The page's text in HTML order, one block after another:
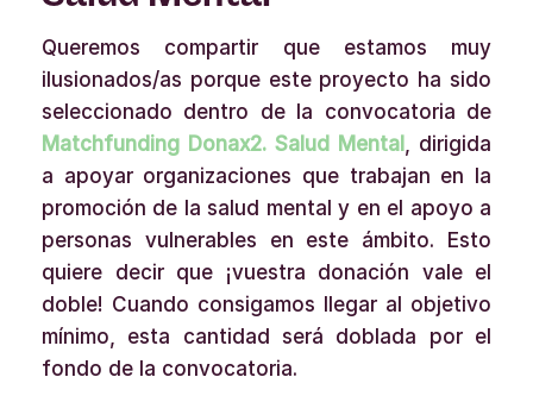
Queremos compartir que estamos muy
ilusionados/as porque este proyecto ha sido
seleccionado dentro de la convocatoria de
Matchfunding Donax2. Salud Mental , dirigida
a apoyar organizaciones que trabajan en la
promoción de la salud mental y en el apoyo a
personas vulnerables en este ámbito. Esto
quiere decir que ¡vuestra donación vale el
doble! Cuando consigamos llegar al objetivo
mínimo, esta cantidad será doblada por el
fondo de la convocatoria.